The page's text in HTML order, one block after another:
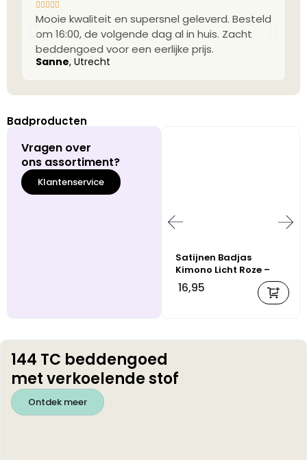
Mooie kwaliteit en supersnel geleverd. Besteld
om 16:00, de volgende dag al in huis. Zacht
beddengoed voor een eerlijke prijs.
Sanne, Utrecht
Badproducten
Vragen over
ons assortiment?
Klantenservice
Satijnen Badjas
Kimono Licht Roze –
Kort Model – Satijnen
Ochtendjas – Maat
16,95
144 TC beddengoed
met verkoelende stof
Ontdek meer